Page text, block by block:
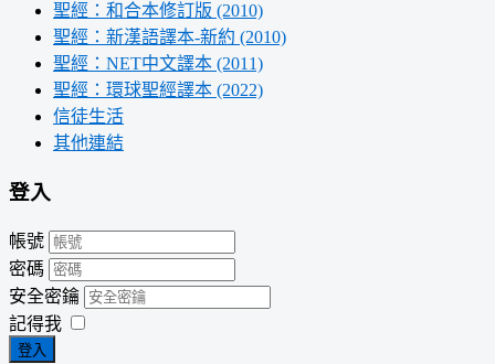
聖經：和合本修訂版 (2010)
聖經：新漢語譯本-新約 (2010)
聖經：NET中文譯本 (2011)
聖經：環球聖經譯本 (2022)
信徒生活
其他連結
登入
帳號
密碼
安全密鑰
記得我
登入